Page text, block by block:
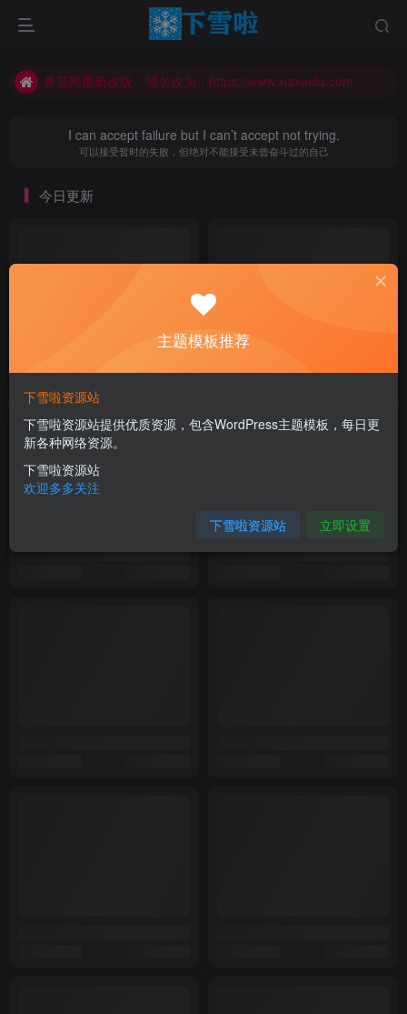
番茄网重新改版，域名改为：https://www.xiaxuela.com
番茄网重新改版，域名改为：https://www.xiaxuela.com
I can accept failure but I can’t accept not trying.
可以接受暂时的失败，但绝对不能接受未曾奋斗过的自己
今日更新
主题模板推荐
下雪啦资源站
下雪啦资源站提供优质资源，包含WordPress主题模板，每日更
新各种网络资源。
下雪啦资源站
欢迎多多关注
下雪啦资源站 立即设置